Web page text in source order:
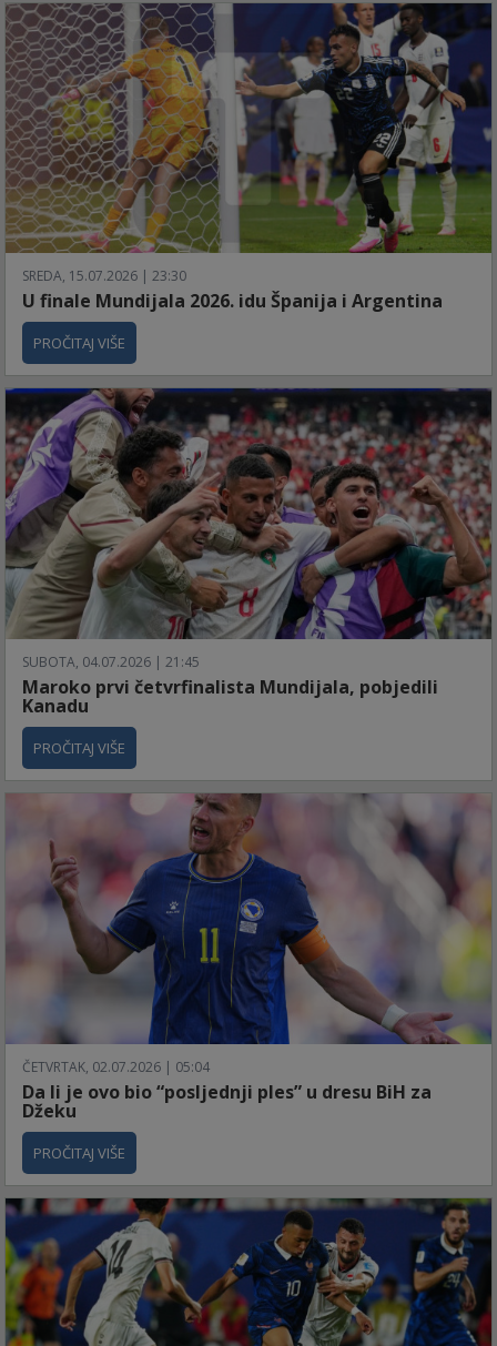
SREDA, 15.07.2026 | 23:30
U finale Mundijala 2026. idu Španija i Argentina
PROČITAJ VIŠE
SUBOTA, 04.07.2026 | 21:45
Maroko prvi četvrfinalista Mundijala, pobjedili
Kanadu
PROČITAJ VIŠE
ČETVRTAK, 02.07.2026 | 05:04
Da li je ovo bio “posljednji ples” u dresu BiH za
Džeku
PROČITAJ VIŠE